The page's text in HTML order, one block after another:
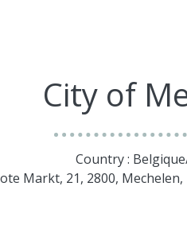
City of
Country :
Markt, 21, 2800,